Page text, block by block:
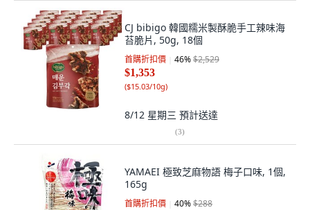
CJ bibigo 韓國糯米製酥脆手工辣味海
苔脆片, 50g, 18個
首購折扣價 46%$2,529
$1,353
($15.03/10g)
8/12 星期三 預計送達
(3)
YAMAEI 極致芝麻物語 梅子口味, 1個,
165g
首購折扣價 40%$288